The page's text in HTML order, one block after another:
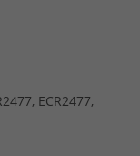
ECR2477,